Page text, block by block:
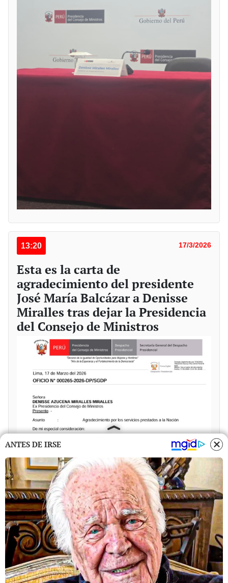
13:20 17/3/2026
Esta es la carta de
agradecimiento del presidente
José María Balcázar a Denisse
Miralles tras dejar la Presidencia
del Consejo de Ministros
ANTES DE IRSE